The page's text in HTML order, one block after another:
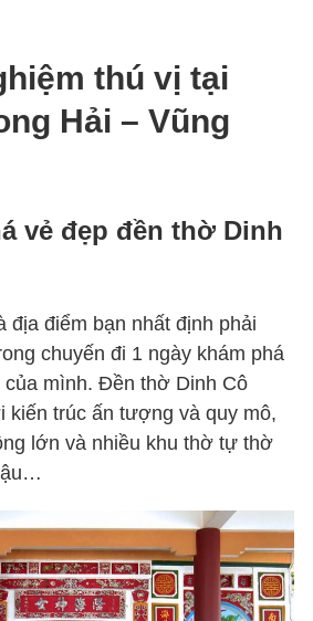
thú vị tại
Hải – Vũng
vẻ đẹp đền thờ Dinh
địa điểm bạn nhất định phải
chuyến đi 1 ngày khám phá
của mình. Đền thờ Dinh Cô
trúc ấn tượng và quy mô,
lớn và nhiều khu thờ tự thờ